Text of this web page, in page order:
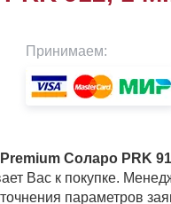
Принимаем:
Соларо PRK
Вас к покупке.
параметров